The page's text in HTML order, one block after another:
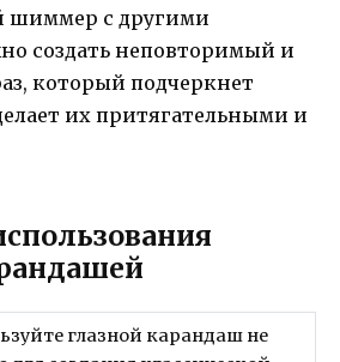
шиммер с другими
создать неповторимый и
который подчеркнет
их притягательными и
глазной карандаш не